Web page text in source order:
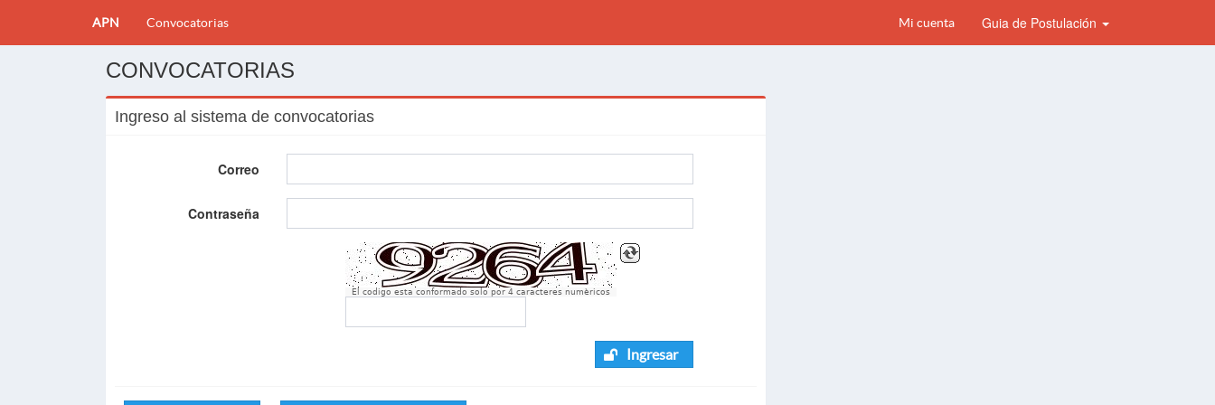
APN Convocatorias Mi cuenta Guia de Postulación
CONVOCATORIAS
Ingreso al sistema de convocatorias
Correo
Contraseña
El codigo esta conformado solo por 4 caracteres numèricos
Ingresar